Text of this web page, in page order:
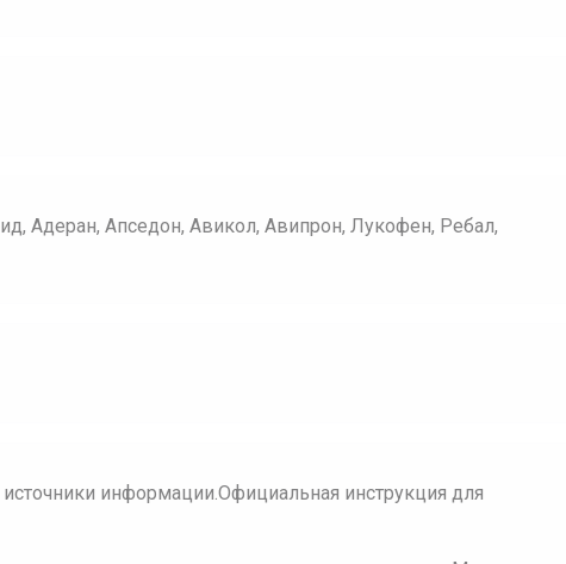
Адеран, Апседон, Авикол, Авипрон, Лукофен, Ребал,
информации.Официальная инструкция для